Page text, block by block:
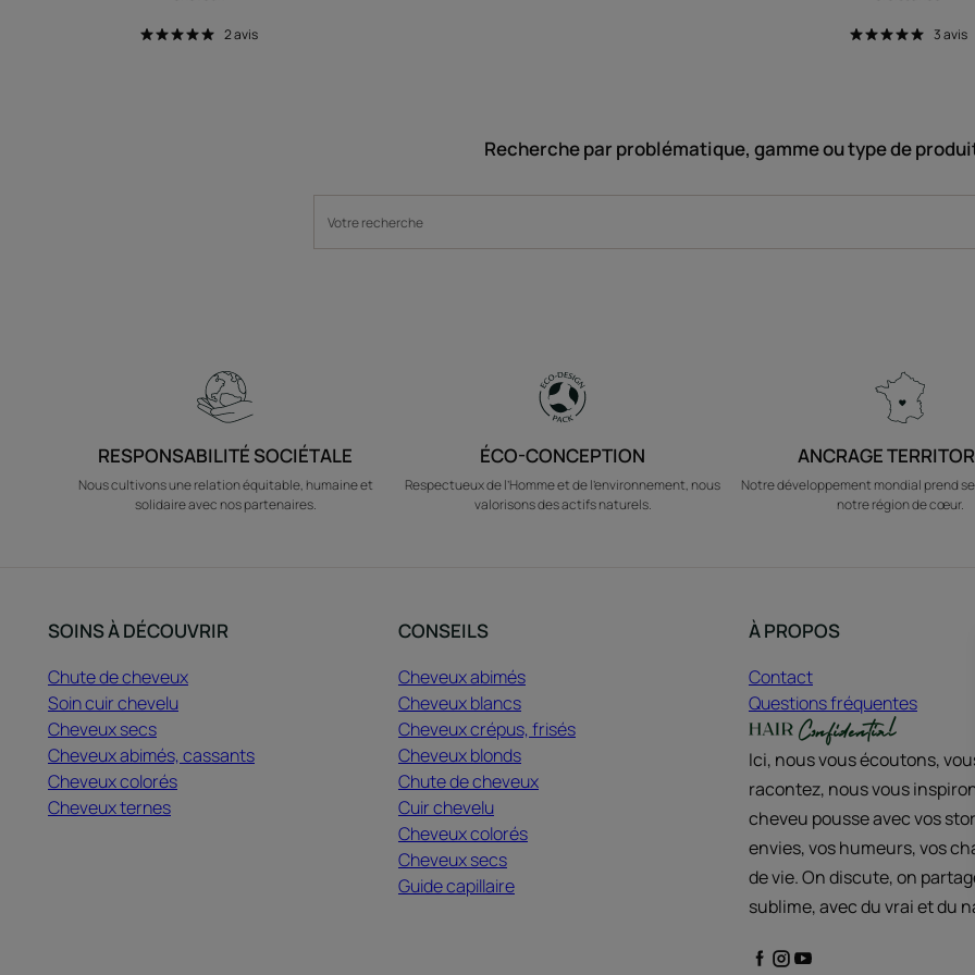
2avis 3avis
Recherche par problématique, gamme ou type de
RESPONSABILITÉ SOCIÉTALE
Nous cultivons une relation équitable, humaine et
solidaire avec nos partenaires.
ÉCO-CONCEPTION
Respectueux de l’Homme et de l’environnement, nous
valorisons des actifs naturels.
ANCRAGE
Notre développement mondial prend
notre région de cœur.
SOINS À DÉCOUVRIR
Chute de cheveux
Soin cuir chevelu
Cheveux secs
Cheveux abimés, cassants
Cheveux colorés
Cheveux ternes
CONSEILS
Cheveux abimés
Cheveux blancs
Cheveux crépus, frisés
Cheveux blonds
Chute de cheveux
Cuir chevelu
Cheveux colorés
Cheveux secs
Guide capillaire
À PROPOS
Contact
Questions fréquentes
Ici, nous vous écoutons,
racontez, nous vous
cheveu pousse avec vos
envies, vos humeurs, vos
de vie. On discute, on
sublime, avec du vrai et du